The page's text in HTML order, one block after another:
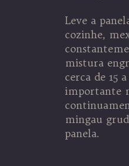
Leve a
cozinhe,
mistura
cerca de 15
importante
mingau
panela.